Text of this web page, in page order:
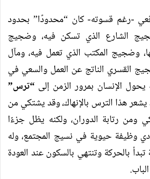
-رغم قسوته- كان “محدودًا” بحدود
ضجيج الشارع الذي تسكن فيه، وضجيج
وضجيج المكتب الذي تعمل فيه، ومآل
القسري الناتج عن العمل والسعي في
الإنسان بمرور الزمن إلى “ترس”
هذا الترس بالإنهاك، وقد يشتكي من
ومن رتابة الدوران، ولكنه يظل جزءًا
وظيفة حيوية في نسيج المجتمع، وله
بالحركة وتنتهي بالسكون عند العودة